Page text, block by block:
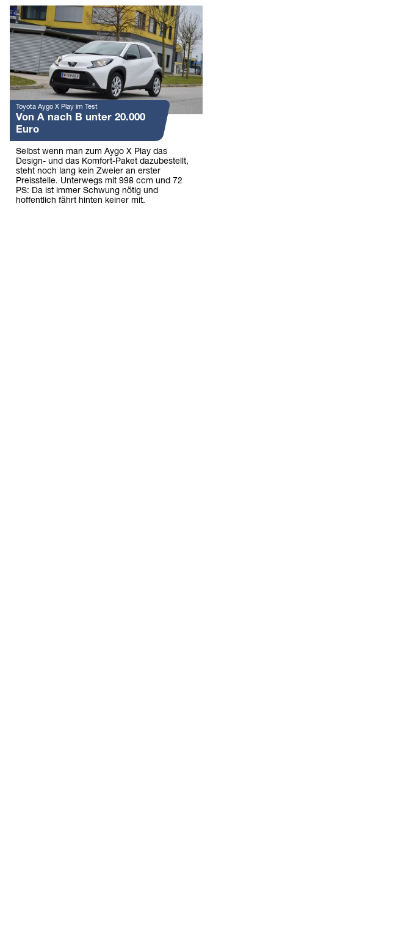
Toyota Aygo X Play im Test
Von A nach B unter 20.000
Euro
Selbst wenn man zum Aygo X Play das
Design- und das Komfort-Paket dazubestellt,
steht noch lang kein Zweier an erster
Preisstelle. Unterwegs mit 998 ccm und 72
PS: Da ist immer Schwung nötig und
hoffentlich fährt hinten keiner mit.